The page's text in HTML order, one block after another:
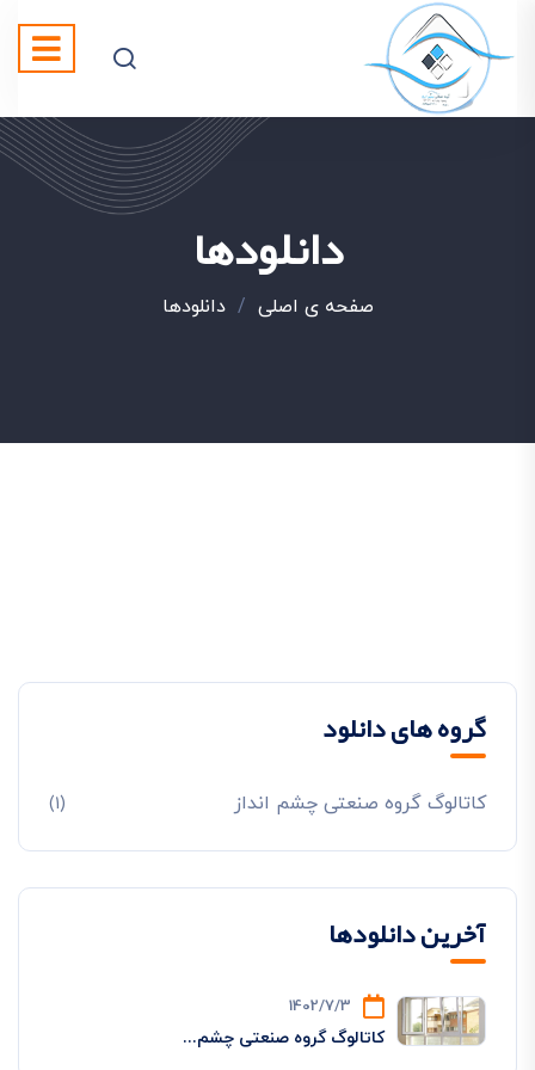
دانلودها
صفحه ی اصلی /دانلودها
گروه های دانلود
کاتالوگ گروه صنعتی چشم انداز (1)
آخرین دانلودها
1402/7/3
کاتالوگ گروه صنعتی چشم...